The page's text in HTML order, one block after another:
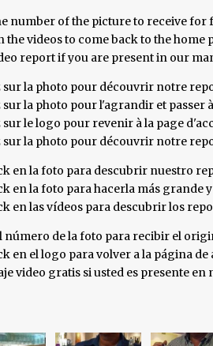
number of the picture to receive
the videos to come back to the home
report if you are present in our
sur la photo pour découvrir notre
sur la photo pour l'agrandir et passer
sur le logo pour revenir à la page
sur la photo pour découvrir notre
en la foto para descubrir nuestro
en la foto para hacerla más grande
en las vídeos para descubrir los
número de la foto para recibir el
en el logo para volver a la página de
video gratis si usted es presente